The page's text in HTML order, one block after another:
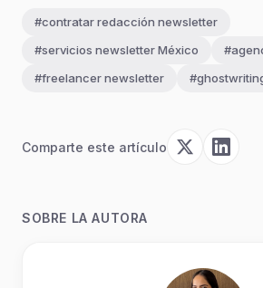
#contratar redacción newsletter
#servicios newsletter México
#freelancer newsletter
Comparte este artículo
SOBRE LA AUTORA